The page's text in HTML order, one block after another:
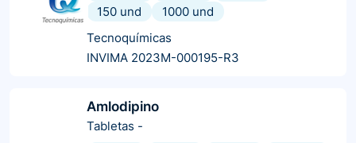
150 und
1000 und
Tecnoquímicas
INVIMA 2023M-000195-R3
Amlodipino
Tabletas -